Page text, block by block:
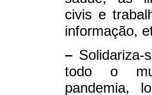
civis e
informação,
–
todo o
pandemia,